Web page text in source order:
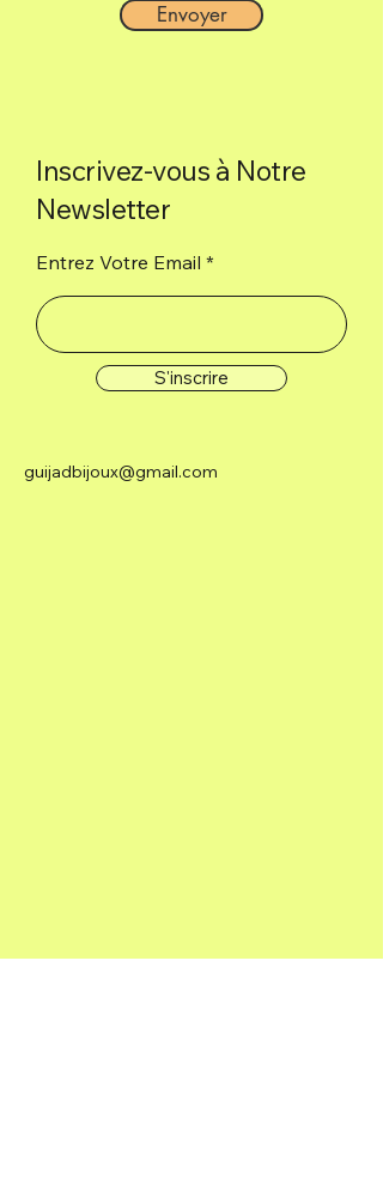
Envoyer
Inscrivez-vous à Notre
Newsletter
Entrez Votre Email
S'inscrire
guijadbijoux@gmail.com